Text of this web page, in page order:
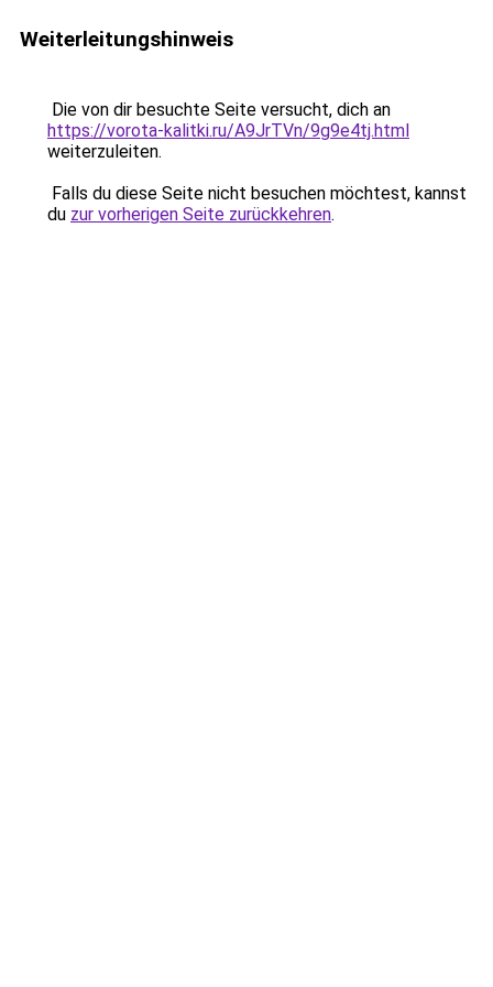
Weiterleitungshinweis
Die von dir besuchte Seite versucht, dich an
https://vorota-kalitki.ru/A9JrTVn/9g9e4tj.html
weiterzuleiten.
Falls du diese Seite nicht besuchen möchtest, kannst
du zur vorherigen Seite zurückkehren.